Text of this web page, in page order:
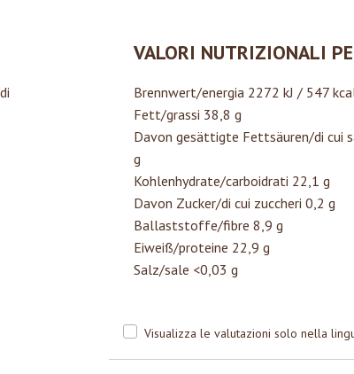
VALORI NUTRIZIONALI
Brennwert/energia 2272 kJ / 547
Fett/grassi 38,8 g
Davon gesättigte Fettsäuren/di cui
g
Kohlenhydrate/carboidrati 22,1 g
Davon Zucker/di cui zuccheri 0,2 g
Ballaststoffe/fibre 8,9 g
Eiweiß/proteine 22,9 g
Salz/sale <0,03 g
Visualizza le valutazioni solo nella